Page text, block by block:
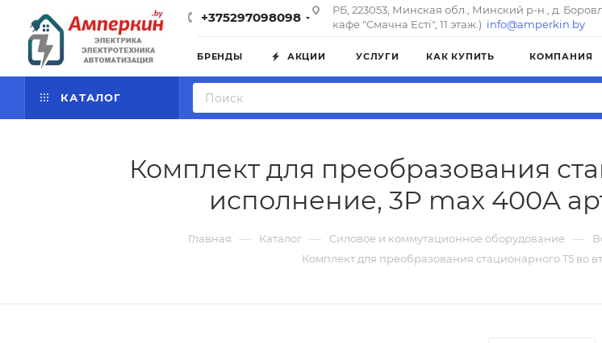
+375297098098
РБ, 223053, Минская обл., Минский р-н., д.
кафе "Смачна Естi", 11 этаж.) info@amperkin.by
БРЕНДЫ АКЦИИ УСЛУГИ КАК КУПИТЬ КОМПАНИЯ
КАТАЛОГ
Комплект для преобразования
исполнение, 3P max 400A
Главная — Каталог — Силовое и коммутационное оборудование —
Комплект для преобразования стационарного T5 во